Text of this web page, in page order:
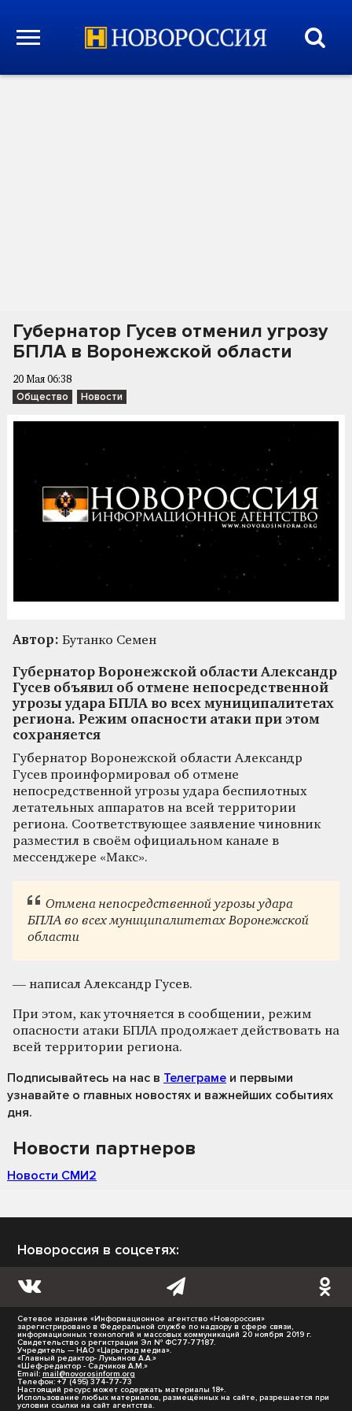
Губернатор Гусев отменил угрозу
БПЛА в Воронежской области
20 Мая 06:38
Общество Новости
Автор: Бутанко Семен
Губернатор Воронежской области Александр
Гусев объявил об отмене непосредственной
угрозы удара БПЛА во всех муниципалитетах
региона. Режим опасности атаки при этом
сохраняется
Губернатор Воронежской области Александр
Гусев проинформировал об отмене
непосредственной угрозы удара беспилотных
летательных аппаратов на всей территории
региона. Соответствующее заявление чиновник
разместил в своём официальном канале в
мессенджере «Макс».
Отмена непосредственной угрозы удара
БПЛА во всех муниципалитетах Воронежской
области
— написал Александр Гусев.
При этом, как уточняется в сообщении, режим
опасности атаки БПЛА продолжает действовать на
всей территории региона.
Подписывайтесь на нас в Телеграме и первыми
узнавайте о главных новостях и важнейших событиях
дня.
Новости партнеров
Новости СМИ2
Новороссия в соцсетях:
Сетевое издание «Информационное агентство «Новороссия»
зарегистрировано в Федеральной службе по надзору в сфере связи,
информационных технологий и массовых коммуникаций 20 ноября 2019 г.
Свидетельство о регистрации Эл № ФС77-77187.
Учредитель — НАО «Царьград медиа».
«Главный редактор- Лукьянов А.А.»
«Шеф-редактор - Садчиков А.М.»
Email: mail@novorosinform.org
Телефон: +7 (495) 374-77-73
Настоящий ресурс может содержать материалы 18+.
Использование любых материалов, размещённых на сайте, разрешается при
условии ссылки на сайт агентства.